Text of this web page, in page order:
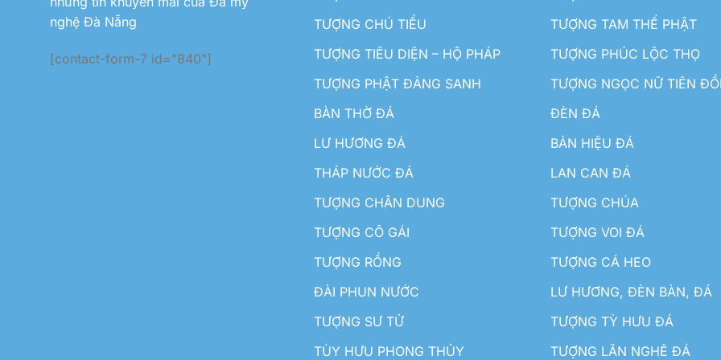
nghệ Đà Nẵng
[contact-form-7 id="840"]
TƯỢNG CHÚ TIỂU
TƯỢNG TAM THẾ PHẬT
TƯỢNG TIÊU DIỆN – HỘ PHÁP
TƯỢNG PHÚC LỘC THỌ
TƯỢNG PHẬT ĐẢNG SANH
TƯỢNG NGỌC NỮ TIÊN
BÀN THỜ ĐÁ
ĐÈN ĐÁ
LƯ HƯƠNG ĐÁ
BẢN HIỆU ĐÁ
THÁP NƯỚC ĐÁ
LAN CAN ĐÁ
TƯỢNG CHÂN DUNG
TƯỢNG CHÚA
TƯỢNG CÔ GÁI
TƯỢNG VOI ĐÁ
TƯỢNG RỒNG
TƯỢNG CÁ HEO
ĐÀI PHUN NƯỚC
LƯ HƯƠNG, ĐÈN BÀN, ĐÁ
TƯỢNG SƯ TỬ
TƯỢNG TỲ HƯU ĐÁ
TÙY HƯU PHONG THỦY
TƯỢNG LÂN NGHÊ ĐÁ